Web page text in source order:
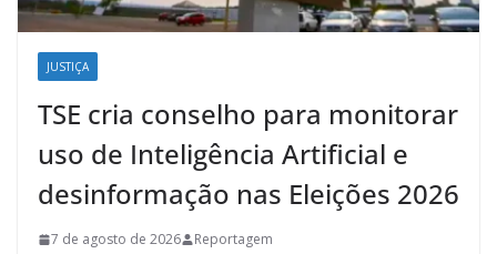
JUSTIÇA
TSE cria conselho para monitorar
uso de Inteligência Artificial e
desinformação nas Eleições 2026
7 de agosto de 2026 Reportagem